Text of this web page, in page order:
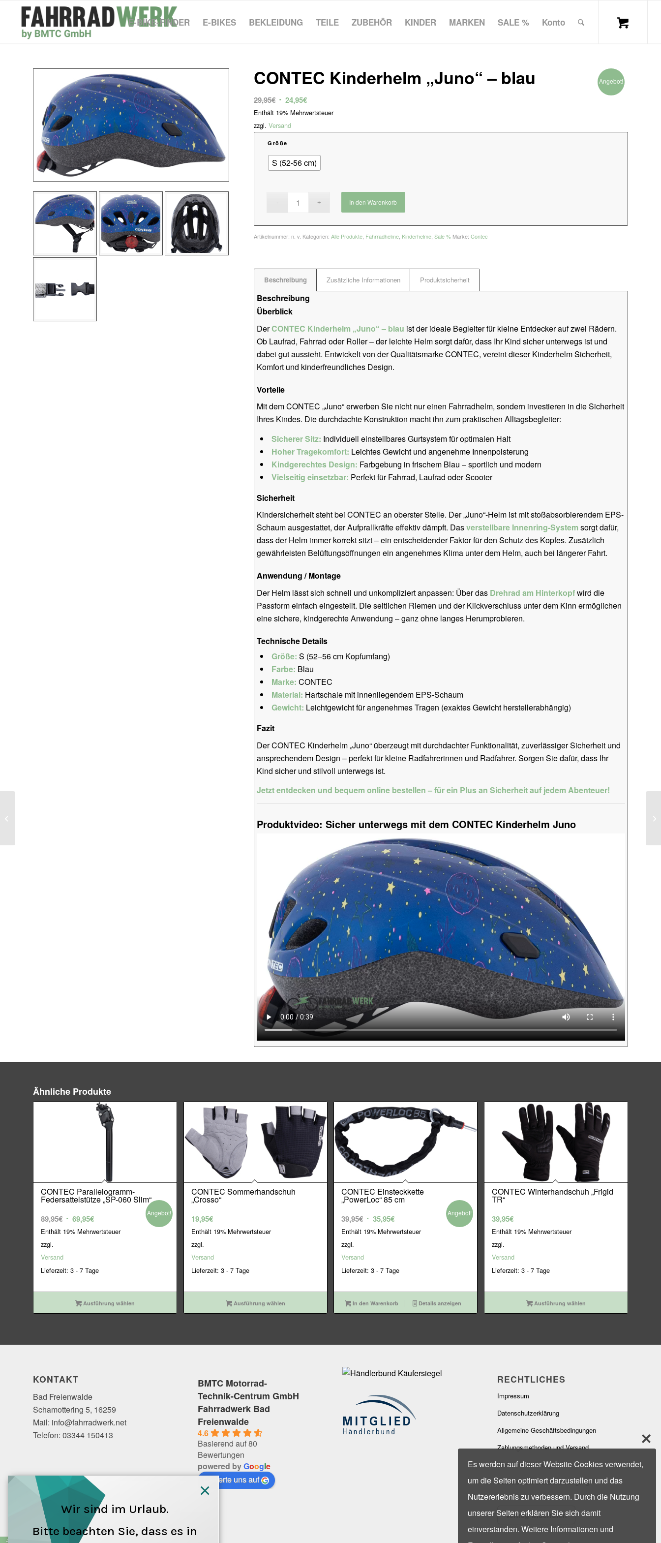
E-BIKE-FINDER E-BIKES BEKLEIDUNG TEILE ZUBEHÖR KINDER MARKEN SALE % Konto
Angebot!
CONTEC Kinderhelm „Juno“ – blau
29,95€ Ursprünglicher
Preis
war:
29,95€
24,95€Aktueller
Preis
24,95€.
Enthält 19% Mehrwertsteuer
zzgl.Versand
Größe
S (52-56 cm)
In den Warenkorb
Artikelnummer:n. v. Kategorien:Alle Produkte Fahrradhelme Kinderhelme ,Sale % Marke:Contec
Beschreibung Zusätzliche Informationen Produktsicherheit
Beschreibung
Überblick
DerCONTEC Kinderhelm „Juno“ – blau ist der ideale Begleiter für kleine Entdecker auf zwei Rädern.
Ob Laufrad, Fahrrad oder Roller – der leichte Helm sorgt dafür, dass Ihr Kind sicher unterwegs ist und
dabei gut aussieht. Entwickelt von der Qualitätsmarke CONTEC, vereint dieser Kinderhelm Sicherheit,
Komfort und kinderfreundliches Design.
Vorteile
Mit dem CONTEC „Juno“ erwerben Sie nicht nur einen Fahrradhelm, sondern investieren in die Sicherheit
Ihres Kindes. Die durchdachte Konstruktion macht ihn zum praktischen Alltagsbegleiter:
Sicherer Sitz: Individuell einstellbares Gurtsystem für optimalen Halt
Hoher Tragekomfort: Leichtes Gewicht und angenehme Innenpolsterung
Kindgerechtes Design: Farbgebung in frischem Blau – sportlich und modern
Vielseitig einsetzbar: Perfekt für Fahrrad, Laufrad oder Scooter
Sicherheit
Kindersicherheit steht bei CONTEC an oberster Stelle. Der „Juno“-Helm ist mit stoßabsorbierendem EPS-
Schaum ausgestattet, der Aufprallkräfte effektiv dämpft. Dasverstellbare Innenring-System sorgt dafür,
dass der Helm immer korrekt sitzt – ein entscheidender Faktor für den Schutz des Kopfes. Zusätzlich
gewährleisten Belüftungsöffnungen ein angenehmes Klima unter dem Helm, auch bei längerer Fahrt.
Anwendung / Montage
Der Helm lässt sich schnell und unkompliziert anpassen: Über das Drehrad am Hinterkopfwird die
Passform einfach eingestellt. Die seitlichen Riemen und der Klickverschluss unter dem Kinn ermöglichen
eine sichere, kindgerechte Anwendung – ganz ohne langes Herumprobieren.
Technische Details
Größe: S (52–56 cm Kopfumfang)
Farbe: Blau
Marke: CONTEC
Material: Hartschale mit innenliegendem EPS-Schaum
Gewicht: Leichtgewicht für angenehmes Tragen (exaktes Gewicht herstellerabhängig)
Fazit
Der CONTEC Kinderhelm „Juno“ überzeugt mit durchdachter Funktionalität, zuverlässiger Sicherheit und
ansprechendem Design – perfekt für kleine Radfahrerinnen und Radfahrer. Sorgen Sie dafür, dass Ihr
Kind sicher und stilvoll unterwegs ist.
Jetzt entdecken und bequem online bestellen – für ein Plus an Sicherheit auf jedem Abenteuer!
Produktvideo: Sicher unterwegs mit dem CONTEC Kinderhelm Juno
Ähnliche Produkte
CONTEC Parallelogramm-
Federsattelstütze „SP-060 Slim“
89,95€ Ursprünglicher
Preis
69,95€Aktueller
Preis
Enthält 19% Mehrwertsteuer
zzgl.
Versand
Lieferzeit: 3 - 7 Tage
Angebot!
Ausführung wählen
CONTEC Sommerhandschuh
„Crosso“
19,95€
Enthält 19% Mehrwertsteuer
zzgl.
Versand
Lieferzeit: 3 - 7 Tage
Ausführung wählen
CONTEC Einsteckkette
„PowerLoc“ 85 cm
39,95€ Ursprünglicher
Preis
35,95€Aktueller
Preis
Enthält 19% Mehrwertsteuer
zzgl.
Versand
Lieferzeit: 3 - 7 Tage
Angebot!
In den Warenkorb Details anzeigen
CONTEC Winterhandschuh „Frigid
TR“
39,95€
Enthält 19% Mehrwertsteuer
zzgl.
Versand
Lieferzeit: 3 - 7 Tage
Ausführung wählen
KONTAKT
Bad Freienwalde
Schamottering 5, 16259
Mail: info@fahrradwerk.net
Telefon: 03344 150413
BMTC Motorrad-
Technik-Centrum GmbH
Fahrradwerk Bad
Freienwalde
4.6
Basierend auf 80
Bewertungen
powered byGoogle
bewerte uns auf
RECHTLICHES
Impressum
Datenschutzerklärung
Allgemeine Geschäftsbedingungen
Zahlungsmethoden und Versand
Widerrufsbelehrung
Hinweise zur Batterieentsorgung
Vertrag widerrufen
Es werden auf dieser Website Cookies verwendet,
um die Seiten optimiert darzustellen und das
Nutzererlebnis zu verbessern. Durch die Nutzung
unserer Seiten erklären Sie sich damit
einverstanden. Weitere Informationen und
Wir sind im Urlaub.
Bitte beachten Sie, dass es in
×